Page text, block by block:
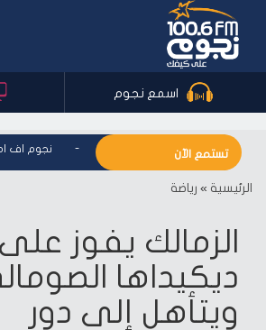
اسمع نجوم
تستمع الآن
نجوم اف ام - على كيفك نجوم اف
الرئيسية » رياضة
الزمالك يفوز على
ديكيداها
ويتأهل إلى دور